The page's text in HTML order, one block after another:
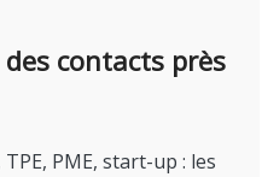
des contacts près
PME, start-up : les